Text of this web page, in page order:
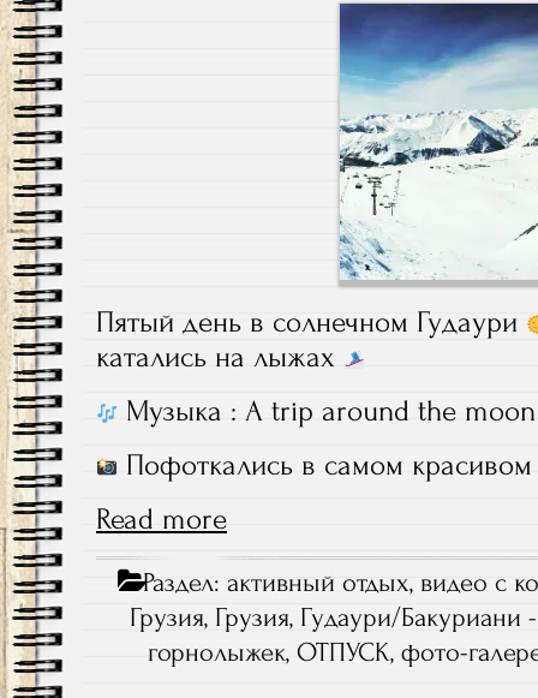
Пятый день в солнечном Гудаури
катались на лыжах
Музыка : A trip around the moon
Пофоткались в самом красивом
Read more
Раздел: активный отдых, видео с
Грузия, Грузия, Гудаури/Бакуриани
горнолыжек,ОТПУСК,фото-